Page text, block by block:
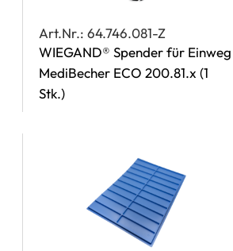
Art.Nr.: 64.746.081-Z
WIEGAND® Spender für Einweg
MediBecher ECO 200.81.x(1
Stk.)